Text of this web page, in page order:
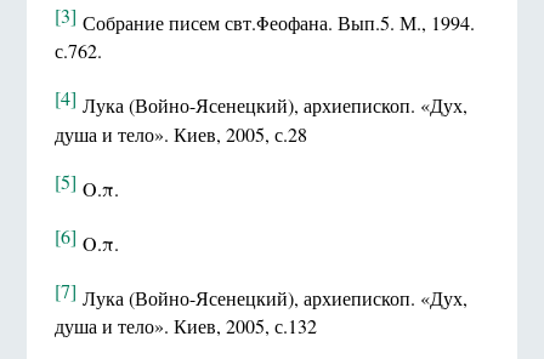
[3] Собрание писем свт.Φеофана. Вып.5. М., 1994.
с.762.
[4] Лука (Войно-Ясенецкий), архиепископ. «Дух,
душа и тело». Киев, 2005, с.28
[5] Ο.π.
[6] Ο.π.
[7] Лука (Войно-Ясенецкий), архиепископ. «Дух,
душа и тело». Киев, 2005, с.132